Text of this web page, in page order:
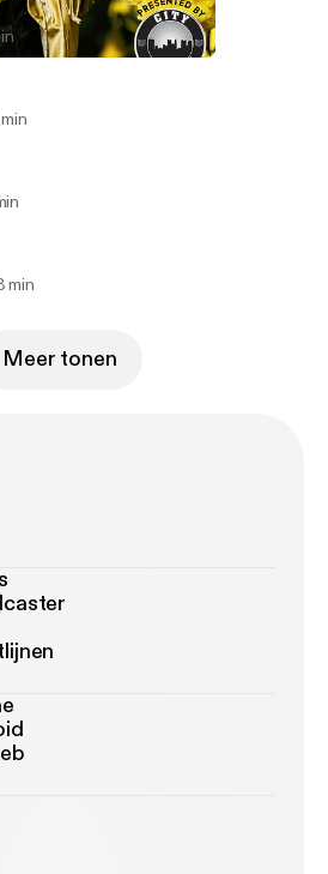
Podcast
min
min
Meer tonen